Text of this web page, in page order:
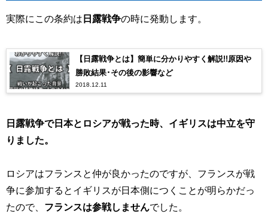
実際にこの条約は 日露戦争の時に発動します。
【日露戦争とは】簡単に分かりやすく解説!!原因や
勝敗結果･その後の影響など
2018.12.11
日露戦争で日本とロシアが戦った時、イギリスは中立を守
りました。
ロシアはフランスと仲が良かったのですが、フランスが戦
争に参加するとイギリスが日本側につくことが明らかだっ
たので、 フランスは参戦しませんでした。